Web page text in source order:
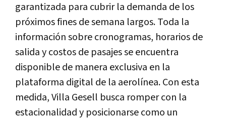
garantizada para cubrir la demanda de los
próximos fines de semana largos. Toda la
información sobre cronogramas, horarios de
salida y costos de pasajes se encuentra
disponible de manera exclusiva en la
plataforma digital de la aerolínea. Con esta
medida, Villa Gesell busca romper con la
estacionalidad y posicionarse como un